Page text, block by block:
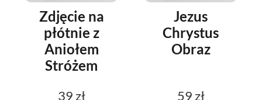
Zdjęcie na
płótnie z
Aniołem
Stróżem
39 zł
Jezus
Chrystus
Obraz
59 zł